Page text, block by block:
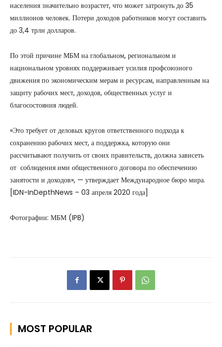
населения значительно возрастет, что может затронуть до 35
миллионов человек. Потери доходов работников могут составить
до 3,4 трлн долларов.
По этой причине МБМ на глобальном, региональном и
национальном уровнях поддерживает усилия профсоюзного
движения по экономическим мерам и ресурсам, направленным на
защиту рабочих мест, доходов, общественных услуг и
благосостояния людей.
«Это требует от деловых кругов ответственного подхода к
сохранению рабочих мест, а поддержка, которую они
рассчитывают получить от своих правительств, должна зависеть
от соблюдения ими общественного договора по обеспечению
занятости и доходов», — утверждает Международное бюро мира.
[IDN-InDepthNews – 03 апреля 2020 года]
Фотографии: МБМ (IPB)
MOST POPULAR